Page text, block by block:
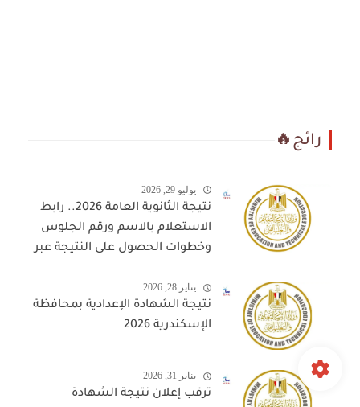
رائج🔥
يوليو 29, 2026
نتيجة الثانوية العامة 2026.. رابط
الاستعلام بالاسم ورقم الجلوس
وخطوات الحصول على النتيجة عبر
يناير 28, 2026
نتيجة الشهادة الإعدادية بمحافظة
الإسكندرية 2026
يناير 31, 2026
ترقب إعلان نتيجة الشهادة